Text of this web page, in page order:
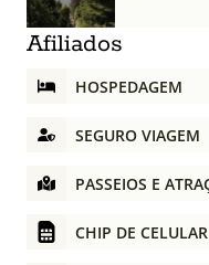
Afiliados
HOSPEDAGEM
SEGURO VIAGEM
PASSEIOS E
CHIP DE CELULAR